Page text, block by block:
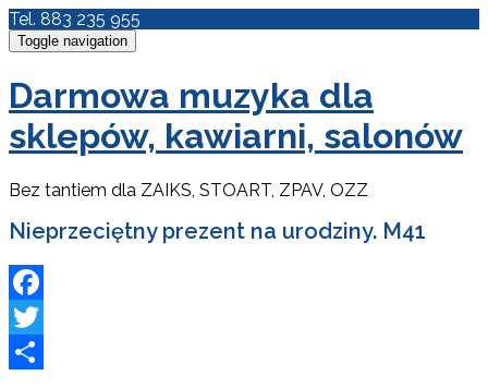
Tel. 883 235 955
Toggle navigation
Darmowa muzyka dla
sklepów, kawiarni, salonów
Bez tantiem dla ZAIKS, STOART, ZPAV, OZZ
Nieprzeciętny prezent na urodziny. M41
Facebook
Twitter